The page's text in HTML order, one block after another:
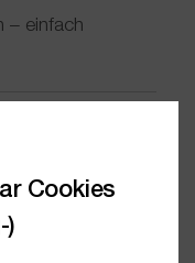
– einfach
helfen gern.
Cookies
)